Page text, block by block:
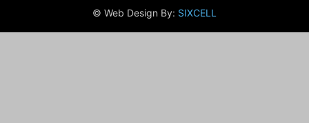
© Web Design By: SIXCELL